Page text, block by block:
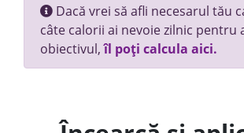
Dacă vrei să afli necesarul tău
câte calorii ai nevoie zilnic pentru
obiectivul,îl poți calcula aici.